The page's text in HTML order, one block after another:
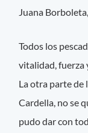
Juana
Todos los
vitalidad, fuerza
La otra parte de
Cardella, no se
pudo dar con